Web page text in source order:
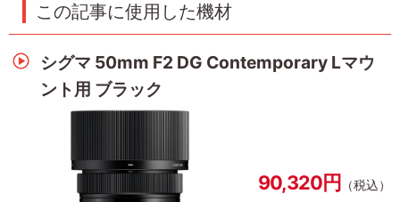
この記事に使用した機材
シグマ 50mm F2 DG Contemporary Lマウ
ント用 ブラック
90,320円
（税込）